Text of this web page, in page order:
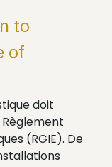
to
of
doit
(RGIE). De